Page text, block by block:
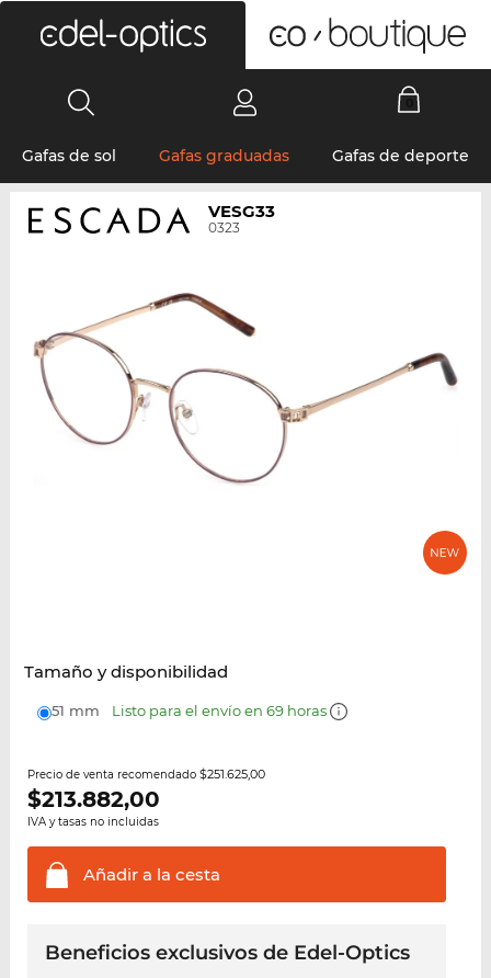
Gafas de sol Gafas graduadas Gafas de deporte
VESG33
0323
Tamaño y disponibilidad
51 mm Listo para el envío en 69 horas
Precio de venta recomendado $251.625,00
$213.882,00
IVA y tasas no incluidas
Añadir a la cesta
Beneficios exclusivos de Edel-Optics